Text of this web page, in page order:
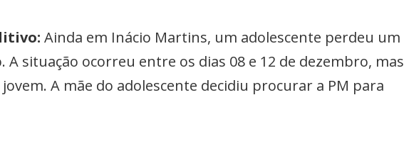
Ainda em Inácio Martins, um adolescente perdeu um
situação ocorreu entre os dias 08 e 12 de dezembro, mas
A mãe do adolescente decidiu procurar a PM para